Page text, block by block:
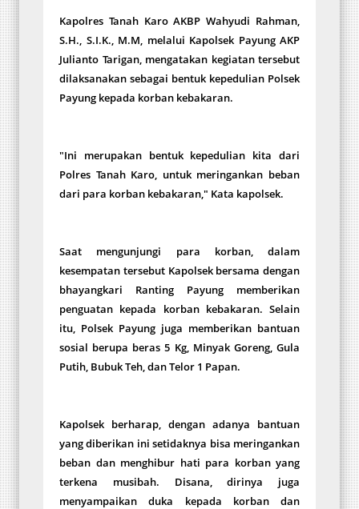
Kapolres Tanah Karo AKBP Wahyudi Rahman,
S.H., S.I.K., M.M, melalui Kapolsek Payung AKP
Julianto Tarigan, mengatakan kegiatan tersebut
dilaksanakan sebagai bentuk kepedulian Polsek
Payung kepada korban kebakaran.
"Ini merupakan bentuk kepedulian kita dari
Polres Tanah Karo, untuk meringankan beban
dari para korban kebakaran," Kata kapolsek.
Saat mengunjungi para korban, dalam
kesempatan tersebut Kapolsek bersama dengan
bhayangkari Ranting Payung memberikan
penguatan kepada korban kebakaran. Selain
itu, Polsek Payung juga memberikan bantuan
sosial berupa beras 5 Kg, Minyak Goreng, Gula
Putih, Bubuk Teh, dan Telor 1 Papan.
Kapolsek berharap, dengan adanya bantuan
yang diberikan ini setidaknya bisa meringankan
beban dan menghibur hati para korban yang
terkena musibah. Disana, dirinya juga
menyampaikan duka kepada korban dan